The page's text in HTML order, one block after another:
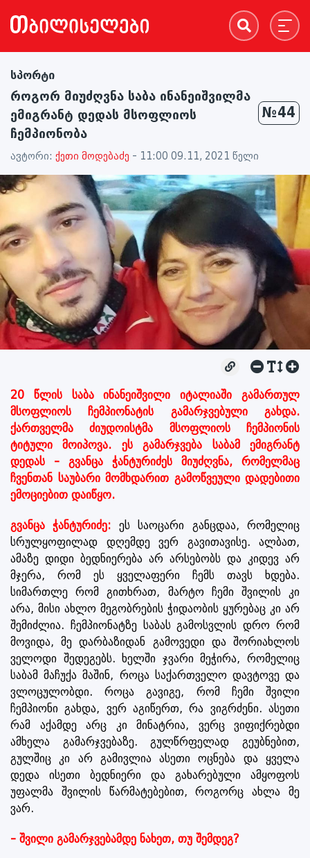
სპორტი
როგორ მიუძღვნა საბა ინანეიშვილმა
ემიგრანტ დედას მსოფლიოს
ჩემპიონობა
№44
ავტორი: ქეთი მოდებაძე - 11:00 09.11, 2021 წელი
20 წლის საბა ინანეიშვილი იტალიაში გამართულ
მსოფლიოს ჩემპიონატის გამარჯვებული გახდა.
ქართველმა ძიუდოისტმა მსოფლიოს ჩემპიონის
ტიტული მოიპოვა. ეს გამარჯვება საბამ ემიგრანტ
დედას - გვანცა ჭანტურიძეს მიუძღვნა, რომელმაც
ჩვენთან საუბარი მომხდარით გამოწვეული დადებითი
ემოციებით დაიწყო.
გვანცა ჭანტურიძე: ეს საოცარი განცდაა, რომელიც
სრულყოფილად დღემდე ვერ გავითავისე. ალბათ,
ამაზე დიდი ბედნიერება არ არსებობს და კიდევ არ
მჯერა, რომ ეს ყველაფერი ჩემს თავს ხდება.
სიმართლე რომ გითხრათ, მარტო ჩემი შვილის კი
არა, მისი ახლო მეგობრების ჭიდაობის ყურებაც კი არ
შემიძლია. ჩემპიონატზე საბას გამოსვლის დრო რომ
მოვიდა, მე დარბაზიდან გამოვედი და შორიახლოს
ველოდი შედეგებს. ხელში ჯვარი მეჭირა, რომელიც
საბამ მაჩუქა მაშინ, როცა საქართველო დავტოვე და
ვლოცულობდი. როცა გავიგე, რომ ჩემი შვილი
ჩემპიონი გახდა, ვერ აგიწერთ, რა ვიგრძენი. ასეთი
რამ აქამდე არც კი მინატრია, ვერც ვიფიქრებდი
ამხელა გამარჯვებაზე. გულწრფელად გეუბნებით,
გულშიც კი არ გამივლია ასეთი ოცნება და ყველა
დედა ისეთი ბედნიერი და გახარებული ამყოფოს
უფალმა შვილის წარმატებებით, როგორც ახლა მე
ვარ.
- შვილი გამარჯვებამდე ნახეთ, თუ შემდეგ?